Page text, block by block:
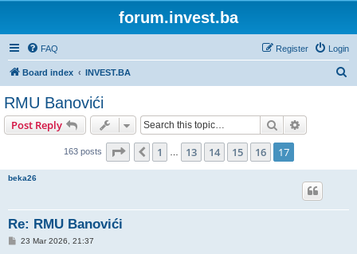
forum.invest.ba
FAQ Login
Register
Board index INVEST.BA
RMU Banovići
Post Reply Search
163 posts Page 17 of 17
Previous
1 13 14 15 16 17
beka26
Re: RMU Banovići
P23 Mar 2026, 21:37